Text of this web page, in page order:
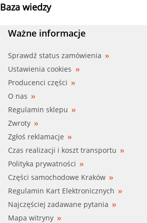
Baza wiedzy
Ważne informacje
Sprawdź status zamówienia
Ustawienia cookies
Producenci części
O nas
Regulamin sklepu
Zwroty
Zgłoś reklamacje
Czas realizacji i koszt transportu
Polityka prywatności
Części samochodowe Kraków
Regulamin Kart Elektronicznych
Najczęściej zadawane pytania
Mapa witryny